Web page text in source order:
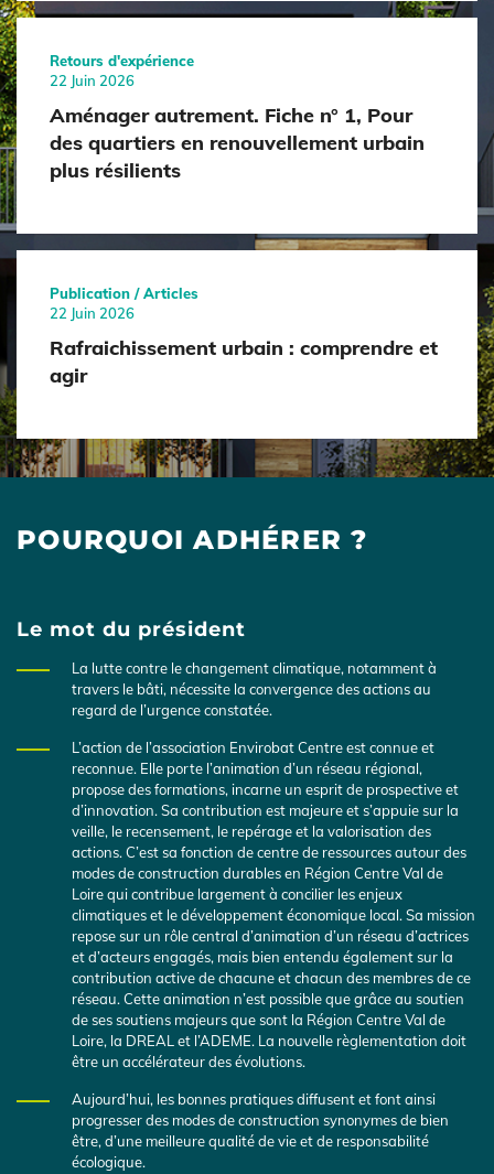
Retours d'expérience
22 Juin 2026
Aménager autrement. Fiche n° 1, Pour
des quartiers en renouvellement urbain
plus résilients
Publication / Articles
22 Juin 2026
Rafraichissement urbain : comprendre et
agir
POURQUOI ADHÉRER ?
Le mot du président
La lutte contre le changement climatique, notamment à
travers le bâti, nécessite la convergence des actions au
regard de l’urgence constatée.
L’action de l’association Envirobat Centre est connue et
reconnue. Elle porte l’animation d’un réseau régional,
propose des formations, incarne un esprit de prospective et
d’innovation. Sa contribution est majeure et s’appuie sur la
veille, le recensement, le repérage et la valorisation des
actions. C’est sa fonction de centre de ressources autour des
modes de construction durables en Région Centre Val de
Loire qui contribue largement à concilier les enjeux
climatiques et le développement économique local. Sa mission
repose sur un rôle central d’animation d’un réseau d’actrices
et d’acteurs engagés, mais bien entendu également sur la
contribution active de chacune et chacun des membres de ce
réseau. Cette animation n’est possible que grâce au soutien
de ses soutiens majeurs que sont la Région Centre Val de
Loire, la DREAL et l’ADEME. La nouvelle règlementation doit
être un accélérateur des évolutions.
Aujourd’hui, les bonnes pratiques diffusent et font ainsi
progresser des modes de construction synonymes de bien
être, d’une meilleure qualité de vie et de responsabilité
écologique.